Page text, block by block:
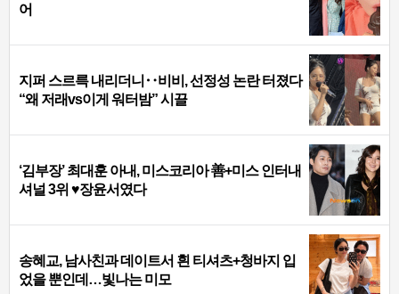
어
지퍼 스르륵 내리더니‥비비, 선정성 논란 터졌다
“왜 저래vs이게 워터밤” 시끌
‘김부장’ 최대훈 아내, 미스코리아 善+미스 인터내
셔널 3위 ♥장윤서였다
송혜교, 남사친과 데이트서 흰 티셔츠+청바지 입
었을 뿐인데…빛나는 미모